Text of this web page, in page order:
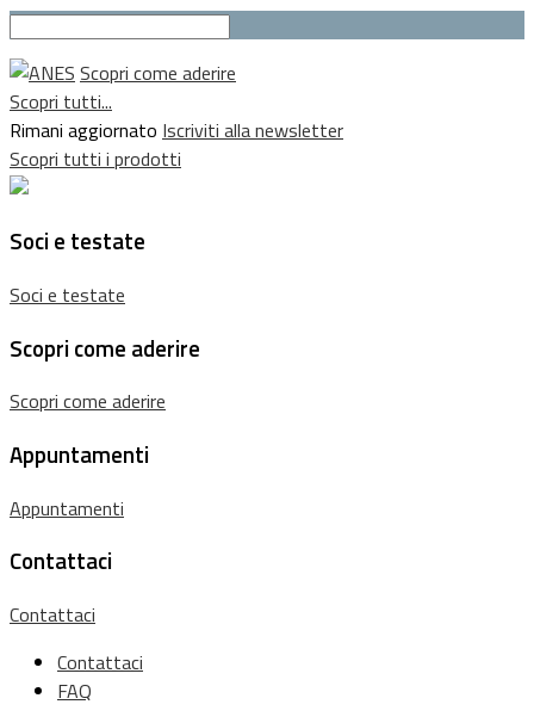
Scopri come aderire
Scopri tutti...
Rimani aggiornato Iscriviti alla newsletter
Scopri tutti i prodotti
Soci e testate
Soci e testate
Scopri come aderire
Scopri come aderire
Appuntamenti
Appuntamenti
Contattaci
Contattaci
Contattaci
FAQ